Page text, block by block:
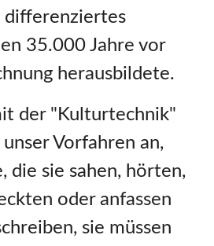
differenziertes
35.000 Jahre vor
herausbildete.
der "Kulturtechnik"
Vorfahren an,
die sie sahen, hörten,
oder anfassen
sie müssen